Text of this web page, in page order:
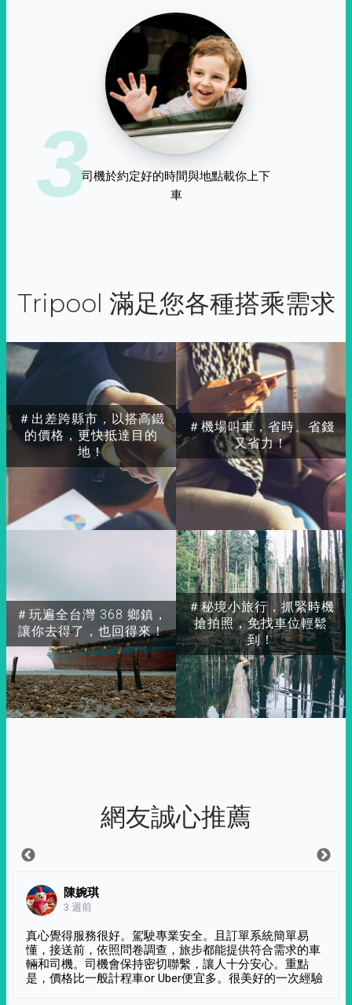
3司機於約定好的時間與地點載你上下
車
Tripool 滿足您各種搭乘需求
＃出差跨縣市，以搭高鐵
的價格，更快抵達目的
地！
＃玩遍全台灣 368 鄉鎮，
讓你去得了，也回得來！
＃秘境小旅行，抓緊時機
搶拍照，免找車位輕鬆
到！
＃機場叫車，省時、省錢
又省力！
網友誠心推薦
陳婉琪
3 週前
真心覺得服務很好。駕駛專業安全。且訂單系統簡單易
懂，接送前，依照問卷調查，旅步都能提供符合需求的車
輛和司機。司機會保持密切聯繫，讓人十分安心。重點
是，價格比一般計程車or Uber便宜多。很美好的一次經驗